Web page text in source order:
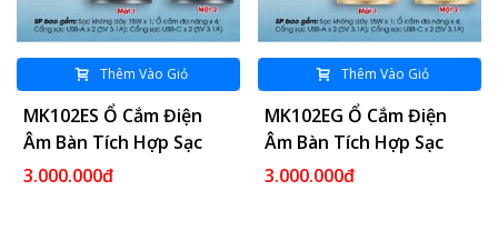
Thêm Vào Giỏ
MK102ES Ổ Cắm Điện
Âm Bàn Tích Hợp Sạc
Không Dây 15W - 04
3.000.000đ
Thêm Vào Giỏ
MK102EG Ổ Cắm Điện
Âm Bàn Tích Hợp Sạc
Không Dây 15W - 04
3.000.000đ